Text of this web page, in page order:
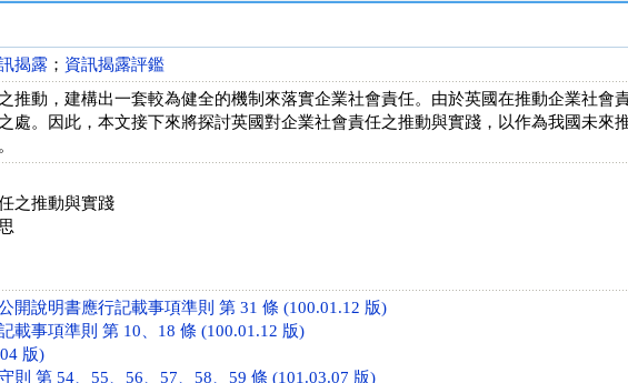
揭露 ； 資訊揭露評鑑
推動，建構出一套較為健全的機制來落實企業社會責任。由於英國在推動企業社會
處。因此，本文接下來將探討英國對企業社會責任之推動與實踐，以作為我國未來
之推動與實踐
開說明書應行記載事項準則 第 31 條 (100.01.12 版)
載事項準則 第 10、18 條 (100.01.12 版)
版)
則 第 54、55、56、57、58、59 條 (101.03.07 版)